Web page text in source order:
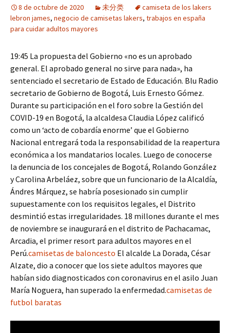
8 de octubre de 2020 未分类
camiseta de los lakers
lebron james, negocio de camisetas lakers, trabajos en españa
para cuidar adultos mayores
19:45 La propuesta del Gobierno «no es un aprobado
general. El aprobado general no sirve para nada», ha
sentenciado el secretario de Estado de Educación. Blu Radio
secretario de Gobierno de Bogotá, Luis Ernesto Gómez.
Durante su participación en el foro sobre la Gestión del
COVID-19 en Bogotá, la alcaldesa Claudia López calificó
como un ‘acto de cobardía enorme’ que el Gobierno
Nacional entregará toda la responsabilidad de la reapertura
económica a los mandatarios locales. Luego de conocerse
la denuncia de los concejales de Bogotá, Rolando González
y Carolina Arbeláez, sobre que un funcionario de la Alcaldía,
Ándres Márquez, se habría posesionado sin cumplir
supuestamente con los requisitos legales, el Distrito
desmintió estas irregularidades. 18 millones durante el mes
de noviembre se inaugurará en el distrito de Pachacamac,
Arcadia, el primer resort para adultos mayores en el
Perú.camisetas de baloncesto El alcalde La Dorada, César
Alzate, dio a conocer que los siete adultos mayores que
habían sido diagnosticados con coronavirus en el asilo Juan
María Noguera, han superado la enfermedad.camisetas de
futbol baratas